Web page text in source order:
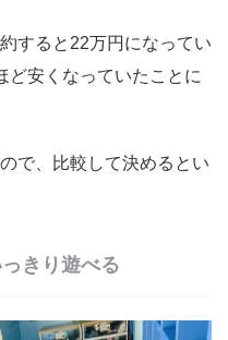
すると22万円になってい
ど安くなっていたことに
で、比較して決めるとい
きり遊べる